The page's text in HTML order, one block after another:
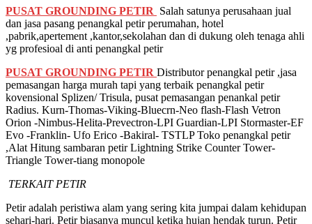
PUSAT GROUNDING PETIR Salah satunya perusahaan jual
dan jasa pasang penangkal petir perumahan, hotel
,pabrik,apertement ,kantor,sekolahan dan di dukung oleh tenaga ahli
yg profesioal di anti penangkal petir
PUSAT GROUNDING PETIR Distributor penangkal petir ,jasa
pemasangan harga murah tapi yang terbaik penangkal petir
kovensional Splizen/ Trisula, pusat pemasangan penankal petir
Radius. Kurn-Thomas-Viking-Bluecrn-Neo flash-Flash Vetron
Orion -Nimbus-Helita-Prevectron-LPI Guardian-LPI Stormaster-EF
Evo -Franklin- Ufo Erico -Bakiral- TSTLP Toko penangkal petir
,Alat Hitung sambaran petir Lightning Strike Counter Tower-
Triangle Tower-tiang monopole
TERKAIT PETIR
Petir adalah peristiwa alam yang sering kita jumpai dalam kehidupan
sehari-hari. Petir biasanya muncul ketika hujan hendak turun. Petir